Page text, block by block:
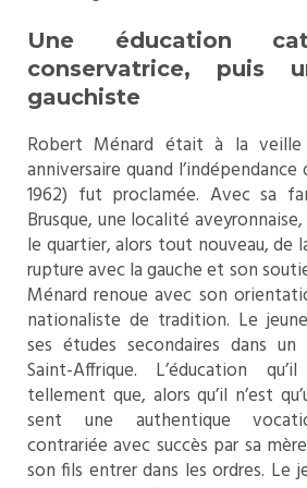
Une éducation
conservatrice, puis
gauchiste
Robert Ménard était à la
anniversaire quand
1962) fut proclamée. Avec sa
Brusque, une localité
le quartier, alors tout nouveau, de
rupture avec la gauche et son
Ménard renoue avec son
nationaliste de tradition. Le
ses études secondaires dans
Saint-Affrique. L’éducation
tellement que, alors qu’il n’est
sent une authentique
contrariée avec succès par sa
son fils entrer dans les ordres. Le